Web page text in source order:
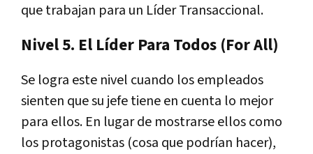
que trabajan para un Líder Transaccional.
Nivel 5. El Líder Para Todos (For All)
Se logra este nivel cuando los empleados
sienten que su jefe tiene en cuenta lo mejor
para ellos. En lugar de mostrarse ellos como
los protagonistas (cosa que podrían hacer),